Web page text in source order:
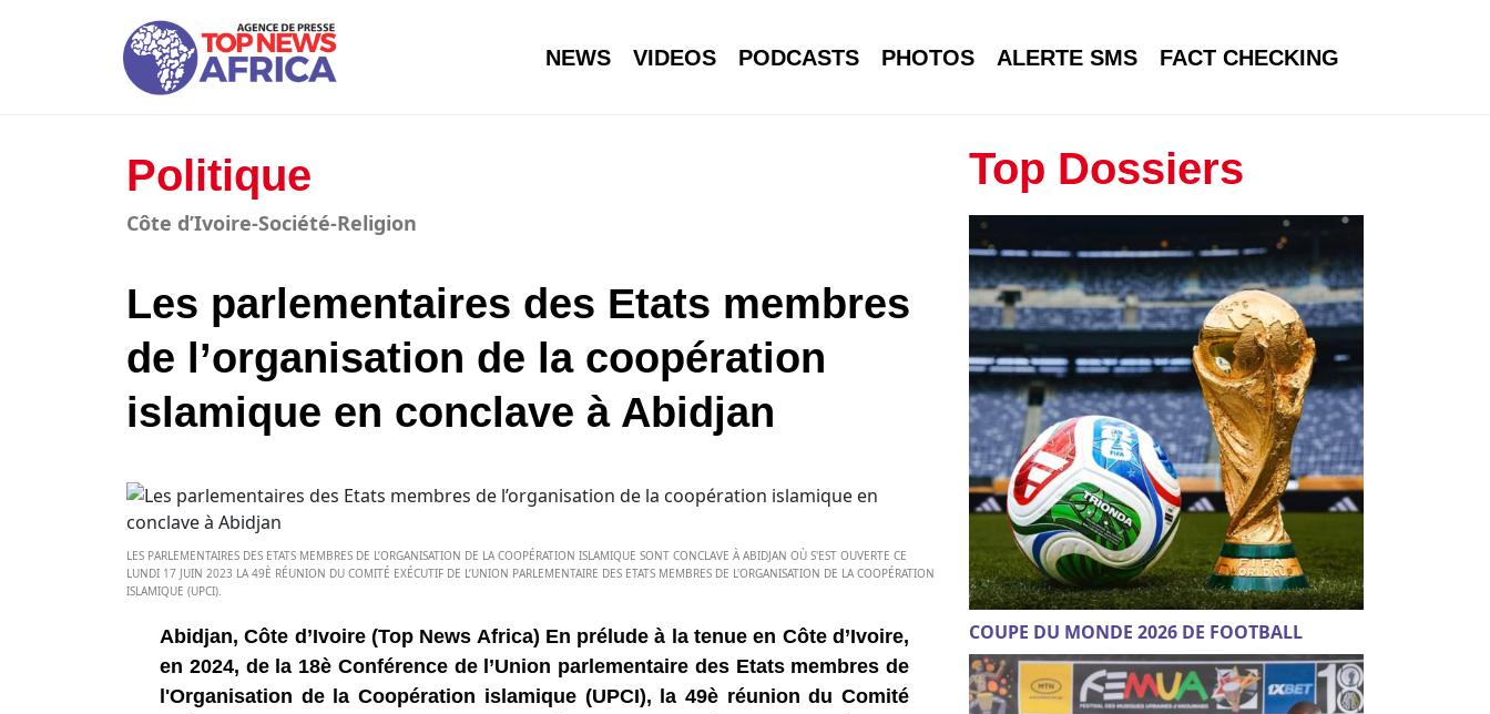
NEWS VIDEOS PODCASTS PHOTOS ALERTE SMS FACT CHECKING
Politique
Côte d’Ivoire-Société-Religion
Les parlementaires des Etats membres
de l’organisation de la coopération
islamique en conclave à Abidjan
LES PARLEMENTAIRES DES ETATS MEMBRES DE L’ORGANISATION DE LA COOPÉRATION ISLAMIQUE SONT CONCLAVE À ABIDJAN OÙ S'EST OUVERTE CE
LUNDI 17 JUIN 2023 LA 49È RÉUNION DU COMITÉ EXÉCUTIF DE L’UNION PARLEMENTAIRE DES ETATS MEMBRES DE L'ORGANISATION DE LA COOPÉRATION
ISLAMIQUE (UPCI).
Abidjan, Côte d’Ivoire (Top News Africa) En prélude à la tenue en Côte d’Ivoire,
en 2024, de la 18è Conférence de l’Union parlementaire des Etats membres de
l'Organisation de la Coopération islamique (UPCI), la 49è réunion du Comité
Top Dossiers
COUPE DU MONDE 2026 DE FOOTBALL